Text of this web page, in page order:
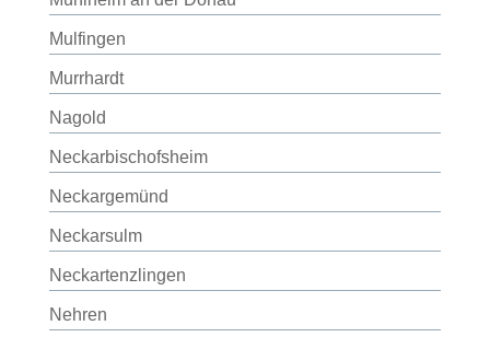
Mulfingen
Murrhardt
Nagold
Neckarbischofsheim
Neckargemünd
Neckarsulm
Neckartenzlingen
Nehren